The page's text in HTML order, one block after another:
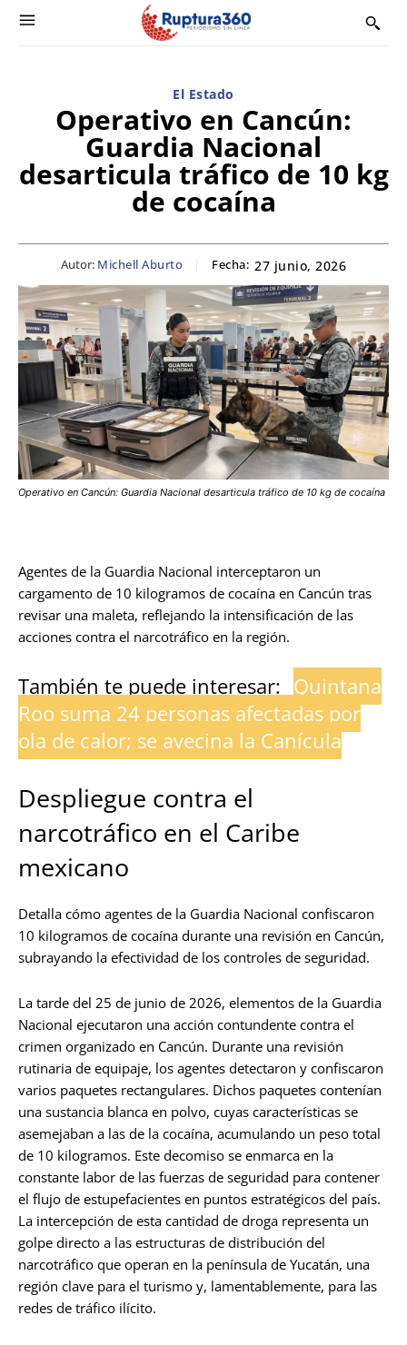
El Estado
Operativo en Cancún:
Guardia Nacional
desarticula tráfico de 10 kg
de cocaína
Autor: Michell Aburto Fecha: 27 junio, 2026
Operativo en Cancún: Guardia Nacional desarticula tráfico de 10 kg de cocaína
Agentes de la Guardia Nacional interceptaron un
cargamento de 10 kilogramos de cocaína en Cancún tras
revisar una maleta, reflejando la intensificación de las
acciones contra el narcotráfico en la región.
También te puede interesar: Quintana
Roo suma 24 personas afectadas por
ola de calor; se avecina la Canícula
Despliegue contra el
narcotráfico en el Caribe
mexicano
Detalla cómo agentes de la Guardia Nacional confiscaron
10 kilogramos de cocaína durante una revisión en Cancún,
subrayando la efectividad de los controles de seguridad.
La tarde del 25 de junio de 2026, elementos de la Guardia
Nacional ejecutaron una acción contundente contra el
crimen organizado en Cancún. Durante una revisión
rutinaria de equipaje, los agentes detectaron y confiscaron
varios paquetes rectangulares. Dichos paquetes contenían
una sustancia blanca en polvo, cuyas características se
asemejaban a las de la cocaína, acumulando un peso total
de 10 kilogramos. Este decomiso se enmarca en la
constante labor de las fuerzas de seguridad para contener
el flujo de estupefacientes en puntos estratégicos del país.
La intercepción de esta cantidad de droga representa un
golpe directo a las estructuras de distribución del
narcotráfico que operan en la península de Yucatán, una
región clave para el turismo y, lamentablemente, para las
redes de tráfico ilícito.